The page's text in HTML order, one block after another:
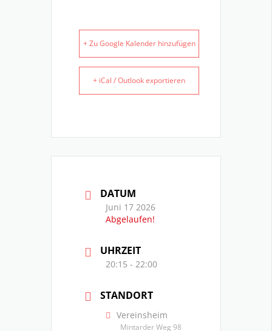
+ Zu Google Kalender hinzufügen
+ iCal / Outlook exportieren
DATUM
Juni 17 2026
Abgelaufen!
UHRZEIT
20:15 - 22:00
STANDORT
Vereinsheim
Mintarder Weg 98